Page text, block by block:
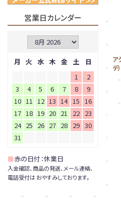
ア
デ）
営業日カレンダー
月 火 水 木 金 土
日
1
2
3
4 5 6 7 8
9
10 11 12 13 14 15
16
17 18 19 20 21 22 23
24 25 26 27 28 29 30
31
■赤の日付：休業日
入金確認、商品の発送、メール連絡、
電話受付は おやすみしております。